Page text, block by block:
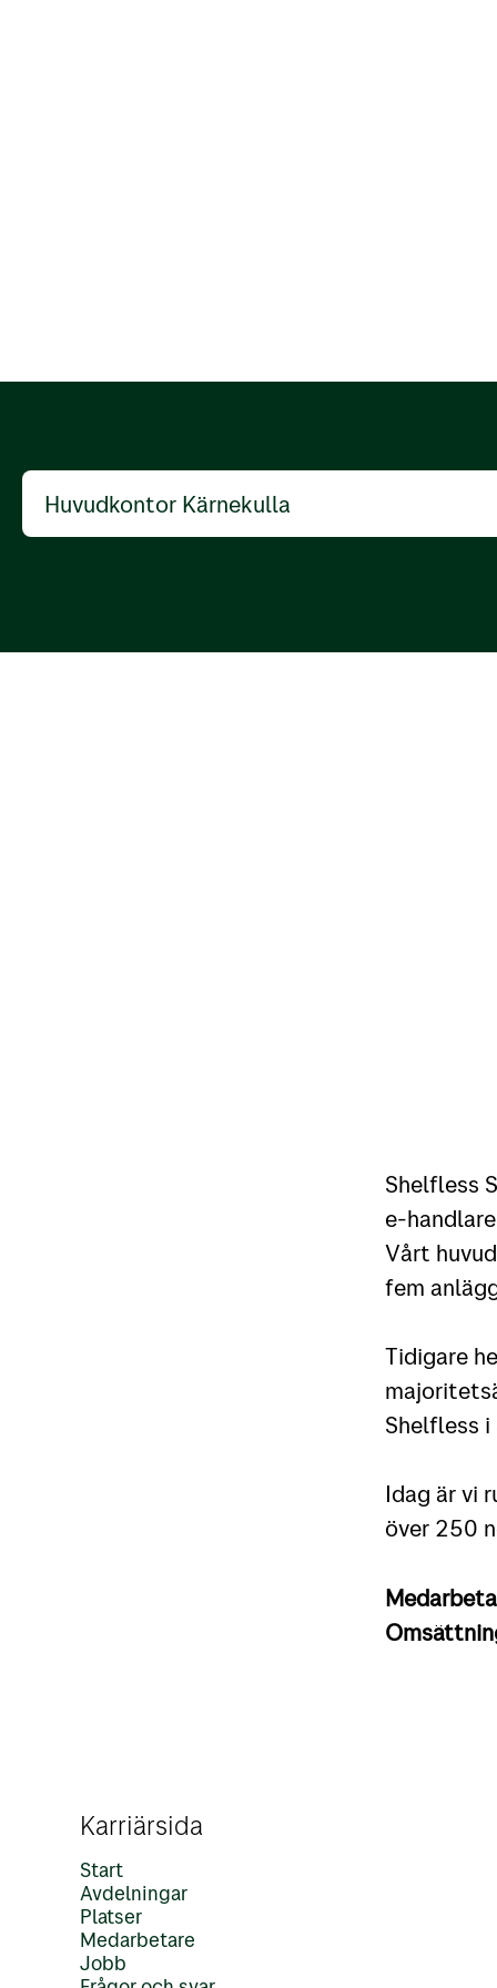
Shelfless
e-
Vårt
fem
Tidigare
Shelfless i
Idag är vi
över 250
Karriärsida
Start
Avdelningar
Platser
Medarbetare
Jobb